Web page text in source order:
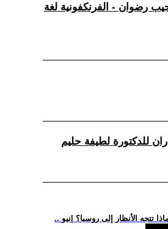
رضوان - الفرنكفونية لغة
تتجه الأنظار إلى روسيا؟ |نيو